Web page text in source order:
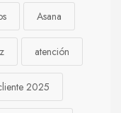
Asana
atención
2025